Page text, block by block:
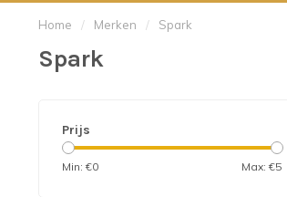
Home / Merken / Spark
Spark
Prijs
Min: €0 Max: €5